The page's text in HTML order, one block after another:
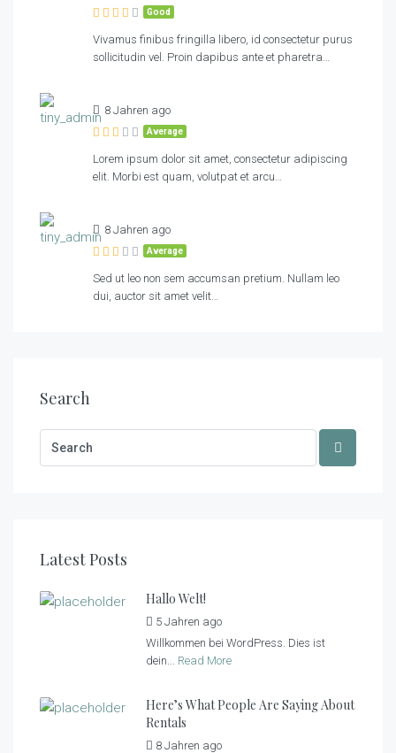
Good
Vivamus finibus fringilla libero, id consectetur purus
sollicitudin vel. Proin dapibus ante et pharetra…
8 Jahren ago
Average
Lorem ipsum dolor sit amet, consectetur adipiscing
elit. Morbi est quam, volutpat et arcu…
8 Jahren ago
Average
Sed ut leo non sem accumsan pretium. Nullam leo
dui, auctor sit amet velit…
Search
Latest Posts
Hallo Welt!
5 Jahren ago
Willkommen bei WordPress. Dies ist
dein... Read More
Here’s What People Are Saying About
Rentals
8 Jahren ago